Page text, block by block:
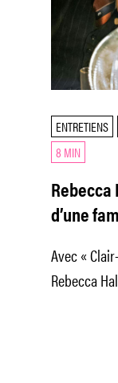
ENTRETIENS
8 MIN
d’une
Avec «
Rebecca